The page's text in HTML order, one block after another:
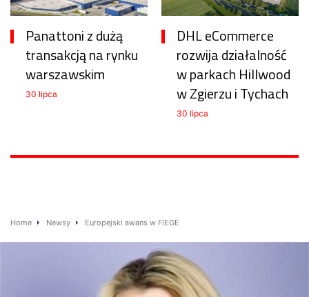
Panattoni z dużą
transakcją na rynku
warszawskim
30 lipca
DHL eCommerce
rozwija działalność
w parkach Hillwood
w Zgierzu i Tychach
30 lipca
Home Newsy Europejski awans w FIEGE